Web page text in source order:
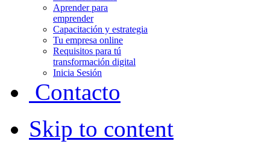
Aprender para
emprender
Capacitación y estrategia
Tu empresa online
Requisitos para tú
transformación digital
Inicia Sesión
Contacto
Skip to content